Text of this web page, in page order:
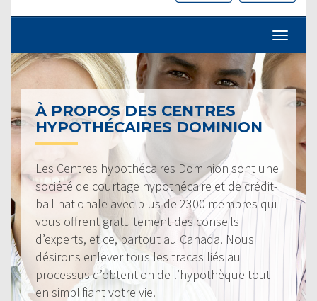
À PROPOS DES CENTRES
HYPOTHÉCAIRES DOMINION
Les Centres hypothécaires Dominion sont une
société de courtage hypothécaire et de crédit-
bail nationale avec plus de 2300 membres qui
vous offrent gratuitement des conseils
d’experts, et ce, partout au Canada. Nous
désirons enlever tous les tracas liés au
processus d’obtention de l’hypothèque tout
en simplifiant votre vie.